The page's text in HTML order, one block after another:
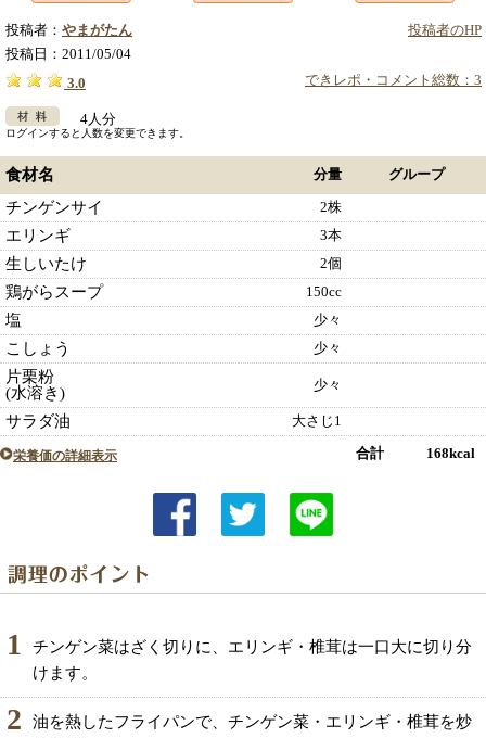
投稿者のHP
投稿者： やまがたん
投稿日： 2011/05/04
できレポ・コメント総数：3
3.0
4人分
ログインすると人数を変更できます。
食材名 分量 グループ
チンゲンサイ 2株
エリンギ 3本
生しいたけ 2個
鶏がらスープ 150cc
塩 少々
こしょう 少々
片栗粉
(水溶き)
少々
サラダ油 大さじ1
栄養価の詳細表示 合計 168kcal
1
チンゲン菜はざく切りに、エリンギ・椎茸は一口大に切り分
けます。
2
油を熱したフライパンで、チンゲン菜・エリンギ・椎茸を炒